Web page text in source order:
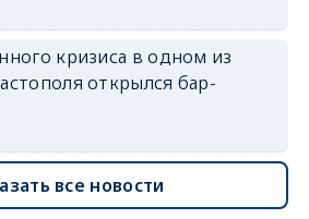
кризиса в одном из
открылся бар-
все новости